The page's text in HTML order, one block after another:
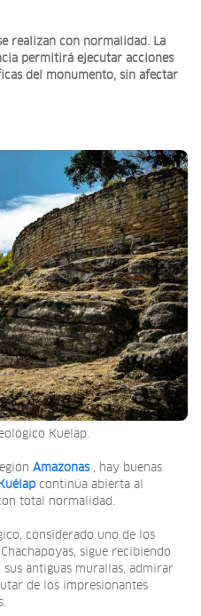
realizan con normalidad. La
permitirá ejecutar acciones
del monumento, sin afectar
Kuélap.
Amazonas, hay buenas
Kuélap continúa abierta al
total normalidad.
considerado uno de los
sigue recibiendo
antiguas murallas, admirar
de los impresionantes